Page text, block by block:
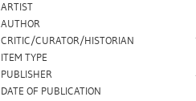
ARTIST
AUTHOR
CRITIC/CURATOR/HISTORIAN
ITEM TYPE
PUBLISHER
DATE OF PUBLICATION